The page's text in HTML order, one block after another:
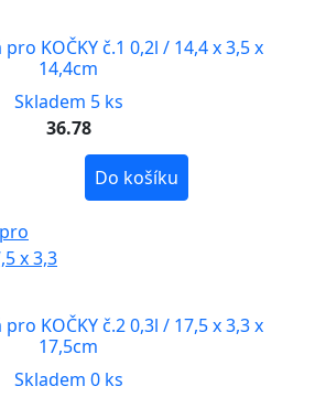
KOČKY č.1 0,2l / 14,4 x 3,5 x
14,4cm
Skladem 5 ks
36.78
Do košíku
KOČKY č.2 0,3l / 17,5 x 3,3 x
17,5cm
Skladem 0 ks